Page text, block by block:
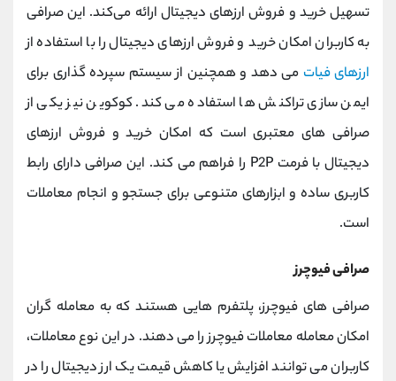
تسهیل خرید و فروش ارزهای دیجیتال ارائه می‌کند. این صرافی
به کاربران امکان خرید و فروش ارزهای دیجیتال را با استفاده از
ارزهای فیات می دهد و همچنین از سیستم سپرده گذاری برای
ایمن سازی تراکنش ها استفاده می کند. کوکوین نیز یکی از
صرافی های معتبری است که امکان خرید و فروش ارزهای
دیجیتال با فرمت P2P را فراهم می کند. این صرافی دارای رابط
کاربری ساده و ابزارهای متنوعی برای جستجو و انجام معاملات
است.
صرافی فیوچرز
صرافی های فیوچرز، پلتفرم هایی هستند که به معامله گران
امکان معامله معاملات فیوچرز را می دهند. در این نوع معاملات،
کاربران می توانند افزایش یا کاهش قیمت یک ارز دیجیتال را در